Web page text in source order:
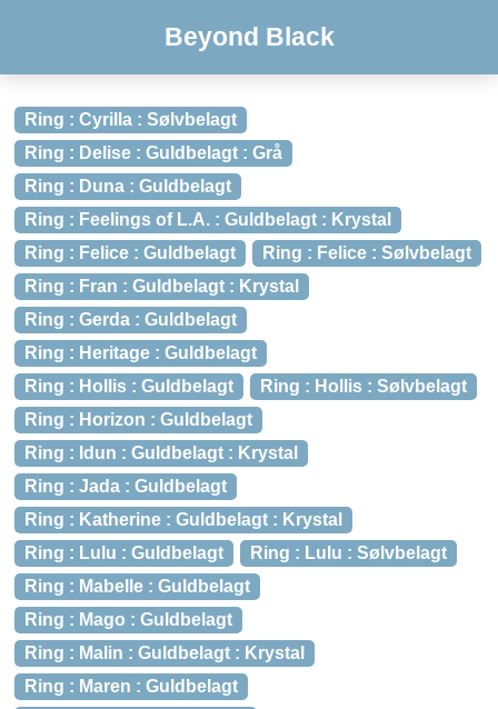
Beyond Black
Ring : Cyrilla : Sølvbelagt
Ring : Delise : Guldbelagt : Grå
Ring : Duna : Guldbelagt
Ring : Feelings of L.A. : Guldbelagt : Krystal
Ring : Felice : Guldbelagt
Ring : Felice : Sølvbelagt
Ring : Fran : Guldbelagt : Krystal
Ring : Gerda : Guldbelagt
Ring : Heritage : Guldbelagt
Ring : Hollis : Guldbelagt
Ring : Hollis : Sølvbelagt
Ring : Horizon : Guldbelagt
Ring : Idun : Guldbelagt : Krystal
Ring : Jada : Guldbelagt
Ring : Katherine : Guldbelagt : Krystal
Ring : Lulu : Guldbelagt
Ring : Lulu : Sølvbelagt
Ring : Mabelle : Guldbelagt
Ring : Mago : Guldbelagt
Ring : Malin : Guldbelagt : Krystal
Ring : Maren : Guldbelagt